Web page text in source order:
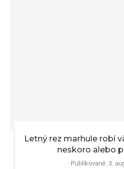
Letný rez marhule robí
neskoro alebo
Publikované: 3.